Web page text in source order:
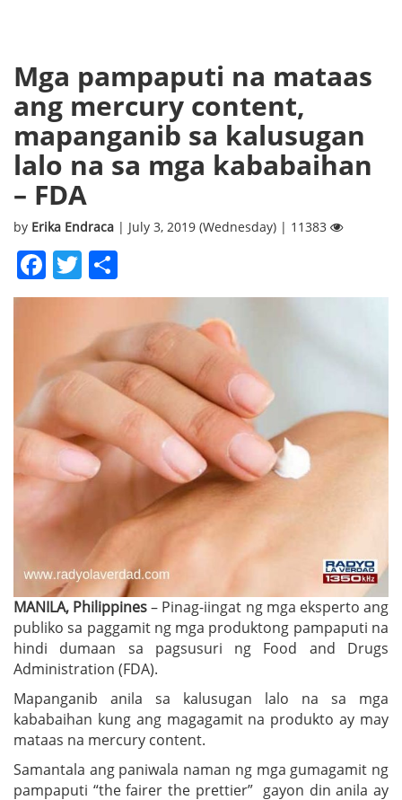
Mga pampaputi na mataas
ang mercury content,
mapanganib sa kalusugan
lalo na sa mga kababaihan
– FDA
by Erika Endraca | July 3, 2019 (Wednesday) | 11383
Facebook
Twitter
MANILA, Philippines– Pinag-iingat ng mga eksperto ang
publiko sa paggamit ng mga produktong pampaputi na
hindi dumaan sa pagsusuri ng Food and Drugs
Administration (FDA).
Mapanganib anila sa kalusugan lalo na sa mga
kababaihan kung ang magagamit na produkto ay may
mataas na mercury content.
Samantala ang paniwala naman ng mga gumagamit ng
pampaputi “the fairer the prettier” gayon din anila ay